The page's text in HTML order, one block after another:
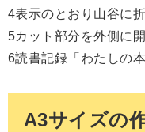
4表示のとおり山谷に
5カット部分を外側に
6読書記録「わたしの
A3サイズの